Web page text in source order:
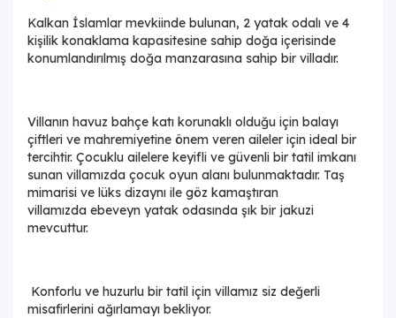
Kalkan İslamlar mevkiinde bulunan, 2 yatak odalı ve 4
kişilik konaklama kapasitesine sahip doğa içerisinde
konumlandırılmış doğa manzarasına sahip bir villadır.
Villanın havuz bahçe katı korunaklı olduğu için balayı
çiftleri ve mahremiyetine önem veren aileler için ideal bir
tercihtir. Çocuklu ailelere keyifli ve güvenli bir tatil imkanı
sunan villamızda çocuk oyun alanı bulunmaktadır. Taş
mimarisi ve lüks dizaynı ile göz kamaştıran
villamızda ebeveyn yatak odasında şık bir jakuzi
mevcuttur.
Konforlu ve huzurlu bir tatil için villamız siz değerli
misafirlerini ağırlamayı bekliyor.